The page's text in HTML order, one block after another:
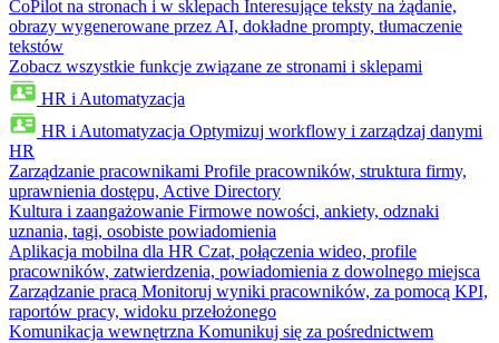
CoPilot na stronach i w sklepach Interesujące teksty na żądanie,
obrazy wygenerowane przez AI, dokładne prompty, tłumaczenie
tekstów
Zobacz wszystkie funkcje związane ze stronami i sklepami
HR i Automatyzacja
HR i Automatyzacja Optymizuj workflowy i zarządzaj danymi
HR
Zarządzanie pracownikami Profile pracowników, struktura firmy,
uprawnienia dostępu, Active Directory
Kultura i zaangażowanie Firmowe nowości, ankiety, odznaki
uznania, tagi, osobiste powiadomienia
Aplikacja mobilna dla HR Czat, połączenia wideo, profile
pracowników, zatwierdzenia, powiadomienia z dowolnego miejsca
Zarządzanie pracą Monitoruj wyniki pracowników, za pomocą KPI,
raportów pracy, widoku przełożonego
Komunikacja wewnętrzna Komunikuj się za pośrednictwem